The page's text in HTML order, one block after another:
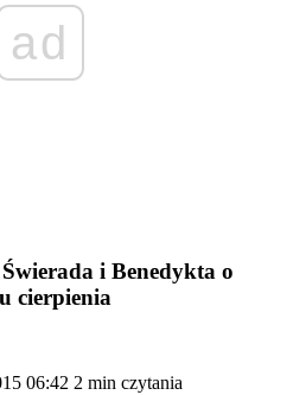
ad
i Benedykta o
cierpienia
06:42 2 min czytania